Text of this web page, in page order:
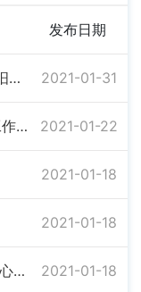
发布日期
汨罗市卫生健康局行政处罚决定书（汨卫医罚2021年001号） 2021-01-31
2020年汨罗市卫生健康局信息公开工作年度报告 2021-01-22
2021-01-18
2021-01-18
2021年度血吸虫病地方病防治服务中心单位预算 2021-01-18